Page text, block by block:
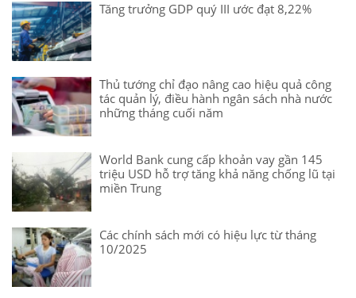
Tăng trưởng GDP quý III ước đạt 8,22%
Thủ tướng chỉ đạo nâng cao hiệu quả công
tác quản lý, điều hành ngân sách nhà nước
những tháng cuối năm
World Bank cung cấp khoản vay gần 145
triệu USD hỗ trợ tăng khả năng chống lũ tại
miền Trung
Các chính sách mới có hiệu lực từ tháng
10/2025